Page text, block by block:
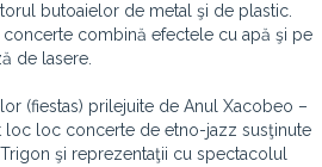
butoaielor de metal şi de plastic.
combină efectele cu apă şi pe
de lasere.
(fiestas) prilejuite de Anul Xacobeo –
loc loc concerte de etno-jazz susţinute
şi reprezentaţii cu spectacolul